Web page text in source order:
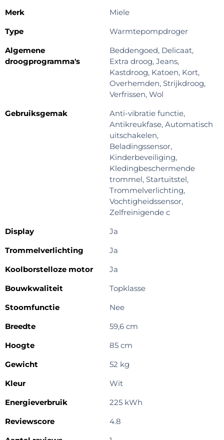
Merk
Miele
Type
Warmtepompdroger
Algemene
droogprogramma's
Beddengoed, Delicaat,
Extra droog, Jeans,
Kastdroog, Katoen, Kort,
Overhemden, Strijkdroog,
Verfrissen, Wol
Gebruiksgemak
Anti-vibratie functie,
Antikreukfase, Automatisch
uitschakelen,
Beladingssensor,
Kinderbeveiliging,
Kledingbeschermende
trommel, Startuitstel,
Trommelverlichting,
Vochtigheidssensor,
Zelfreinigende c
Display
Ja
Trommelverlichting
Ja
Koolborstelloze motor
Ja
Bouwkwaliteit
Topklasse
Stoomfunctie
Nee
Breedte
59,6 cm
Hoogte
85 cm
Gewicht
52 kg
Kleur
Wit
Energieverbruik
225 kWh
Reviewscore
4.8